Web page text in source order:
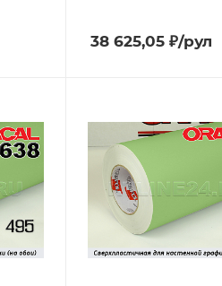
38 625,05₽/рул